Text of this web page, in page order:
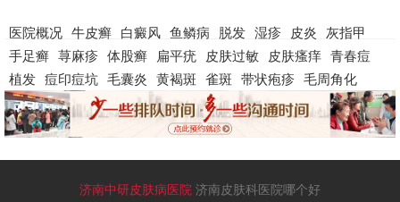
医院概况 牛皮癣 白癜风 鱼鳞病 脱发 湿疹 皮炎 灰指甲
手足癣 荨麻疹 体股癣 扁平疣 皮肤过敏 皮肤瘙痒 青春痘
植发 痘印痘坑 毛囊炎 黄褐斑 雀斑 带状疱疹 毛周角化
济南中研皮肤病医院 济南皮肤科医院哪个好